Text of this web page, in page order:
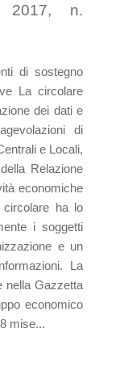
2017, n.
di sostegno
La circolare
dei dati e
di
e Locali,
Relazione
economiche
circolare ha lo
i soggetti
e un
La
nella Gazzetta
economico
mise...